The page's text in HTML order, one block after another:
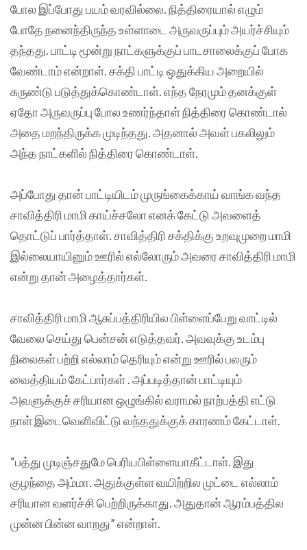
போல இப்போது பயம் வரவில்லை. நித்திரையால் எழும்
போதே நனைந்திருந்த உள்ளாடை அருவருப்பும் அயர்ச்சியும்
தந்தது. பாட்டி மூன்று நாட்களுக்குப் பாடசாலைக்குப் போக
வேண்டாம் என்றாள். சக்தி பாட்டி ஒதுக்கிய அறையில்
சுருண்டு படுத்துக்கொண்டாள். எந்த நேரமும் தனக்குள்
ஏதோ அருவருப்பு போல உணர்ந்தாள் நித்திரை கொண்டால்
அதை மறந்திருக்க முடிந்தது. அதனால் அவள் பகலிலும்
அந்த நாட்களில் நித்திரை கொண்டாள்.
அப்போது தான் பாட்டியிடம் முருங்கைக்காய் வாங்க வந்த
சாவித்திரி மாமி காய்ச்சலோ எனக் கேட்டு அவளைத்
தொட்டுப் பார்த்தாள். சாவித்திரி சக்திக்கு உறவுமுறை மாமி
இல்லையாயினும் ஊரில் எல்லோரும் அவரை சாவித்திரி மாமி
என்று தான் அழைத்தார்கள்.
சாவித்திரி மாமி ஆசுப்பத்திரியில பிள்ளைப்பேறு வாட்டில்
வேலை செய்து பென்சன் எடுத்தவர். அவவுக்கு உடம்பு
நிலைகள் பற்றி எல்லாம் தெரியும் என்று ஊரில் பலரும்
வைத்தியம் கேட்பார்கள் . அப்படித்தான் பாட்டியும்
அவளுக்குச் சரியான ஒழுங்கில் வராமல் நாற்பத்தி எட்டு
நாள் இடைவெளிவிட்டு வந்ததுக்குக் காரணம் கேட்டாள்.
“பத்து முடிஞ்சதுமே பெரியபிள்ளையாகீட்டாள். இது
குழந்தை அம்மா. அதுக்குள்ள வயிற்றில முட்டை எல்லாம்
சரியான வளர்ச்சி பெற்றிருக்காது. அதுதான் ஆரம்பத்தில
முன்ன பின்ன வாறது” என்றாள்.